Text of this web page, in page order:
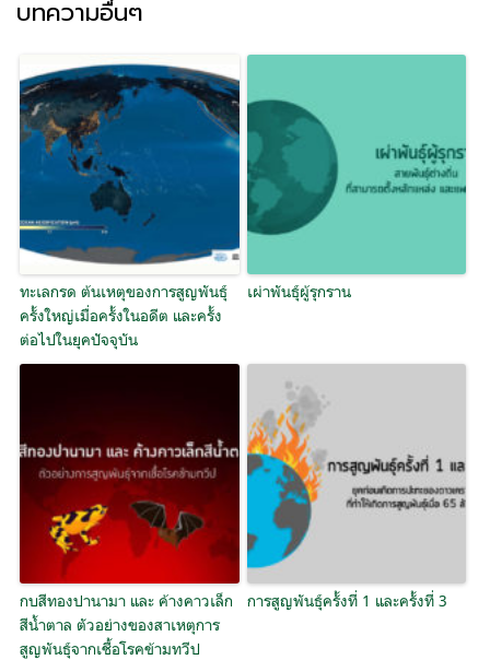
บทความอื่นๆ
ทะเลกรด ต้นเหตุของการสูญพันธุ์
ครั้งใหญ่เมื่อครั้งในอดีต และครั้ง
ต่อไปในยุคปัจจุบัน
เผ่าพันธุ์ผู้รุกราน
กบสีทองปานามา และ ค้างคาวเล็ก
สีน้ำตาล ตัวอย่างของสาเหตุการ
สูญพันธุ์จากเชื้อโรคข้ามทวีป
การสูญพันธุ์ครั้งที่ 1 และครั้งที่ 3